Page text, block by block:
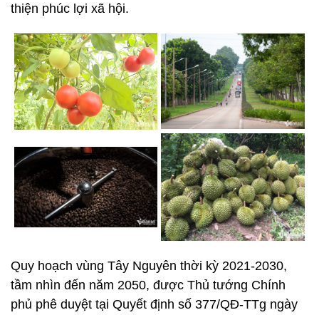
thiện phúc lợi xã hội.
Quy hoạch vùng Tây Nguyên thời kỳ 2021-2030,
tầm nhìn đến năm 2050, được Thủ tướng Chính
phủ phê duyệt tại Quyết định số 377/QĐ-TTg ngày